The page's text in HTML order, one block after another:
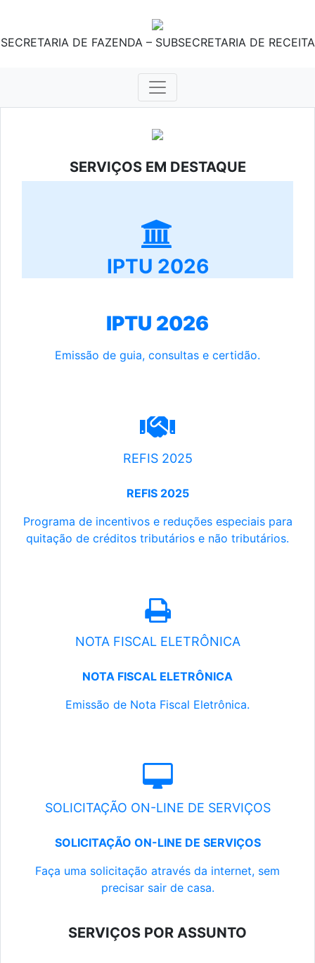
SECRETARIA DE FAZENDA – SUBSECRETARIA DE RECEITA
SERVIÇOS EM DESTAQUE
IPTU 2026
IPTU 2026
Emissão de guia, consultas e certidão.
REFIS 2025
REFIS 2025
Programa de incentivos e reduções especiais para
quitação de créditos tributários e não tributários.
NOTA FISCAL ELETRÔNICA
NOTA FISCAL ELETRÔNICA
Emissão de Nota Fiscal Eletrônica.
SOLICITAÇÃO ON-LINE DE SERVIÇOS
SOLICITAÇÃO ON-LINE DE SERVIÇOS
Faça uma solicitação através da internet, sem
precisar sair de casa.
SERVIÇOS POR ASSUNTO